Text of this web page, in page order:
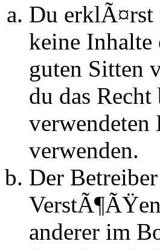
Du erklÃ¤rst
keine Inhalte
guten Sitten
du das
verwendeten
verwenden.
Der
anderer im